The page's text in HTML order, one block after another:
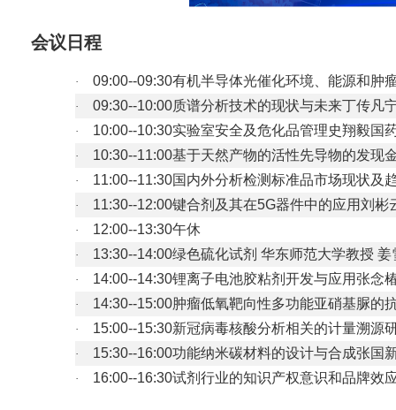
会议日程
· 09:00--09:30有机半导体光催化环境、能源和肿
· 09:30--10:00质谱分析技术的现状与未来丁传凡
· 10:00--10:30实验室安全及危化品管理史翔毅国
· 10:30--11:00基于天然产物的活性先导物的发现
· 11:00--11:30国内外分析检测标准品市场现状及
· 11:30--12:00键合剂及其在5G器件中的应用刘彬
· 12:00--13:30午休
· 13:30--14:00绿色硫化试剂 华东师范大学教授 姜
· 14:00--14:30锂离子电池胶粘剂开发与应用张念
· 14:30--15:00肿瘤低氧靶向性多功能亚硝基脲的
· 15:00--15:30新冠病毒核酸分析相关的计量溯源
· 15:30--16:00功能纳米碳材料的设计与合成张国
· 16:00--16:30试剂行业的知识产权意识和品牌效